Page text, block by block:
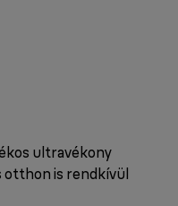
ultravékony
is rendkívül